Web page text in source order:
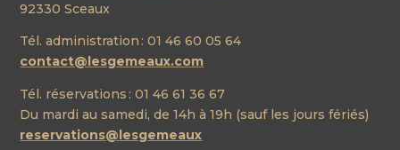
92330 Sceaux
Tél. administration : 01 46 60 05 64
contact@lesgemeaux.com
Tél. réservations : 01 46 61 36 67
Du mardi au samedi, de 14h à 19h (sauf les jours fériés)
reservations@lesgemeaux